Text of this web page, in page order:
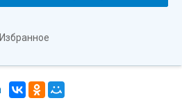
Избранное